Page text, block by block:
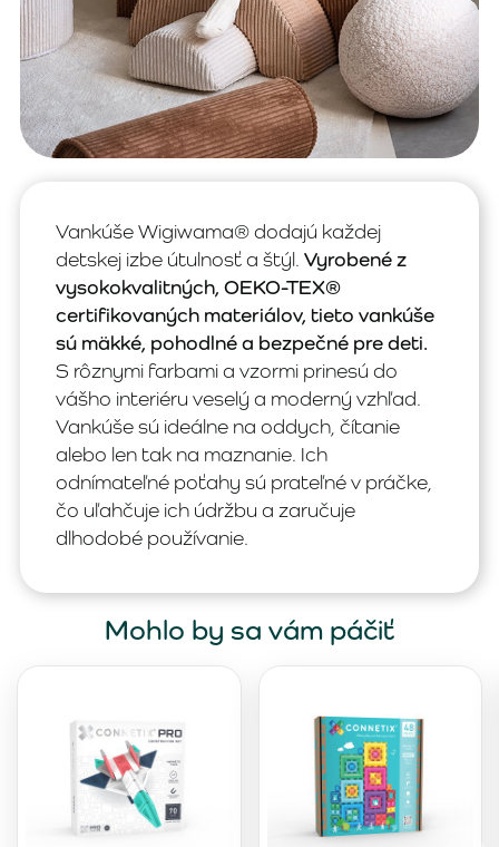
Vankúše Wigiwama® dodajú každej
detskej izbe útulnosť a štýl. Vyrobené z
vysokokvalitných, OEKO-TEX®
certifikovaných materiálov, tieto vankúše
sú mäkké, pohodlné a bezpečné pre deti.
S rôznymi farbami a vzormi prinesú do
vášho interiéru veselý a moderný vzhľad.
Vankúše sú ideálne na oddych, čítanie
alebo len tak na maznanie. Ich
odnímateľné poťahy sú prateľné v práčke,
čo uľahčuje ich údržbu a zaručuje
dlhodobé používanie.
Mohlo by sa vám páčiť